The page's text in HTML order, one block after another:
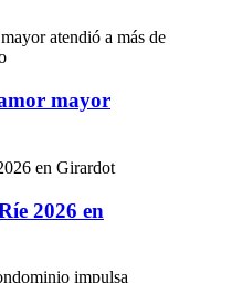
mayor
2026 en